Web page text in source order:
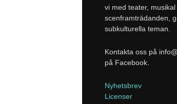
vi med teater,
scenframträdanden,
subkulturella teman.
Kontakta oss på
på Facebook.
Nyhetsbrev
Licenser